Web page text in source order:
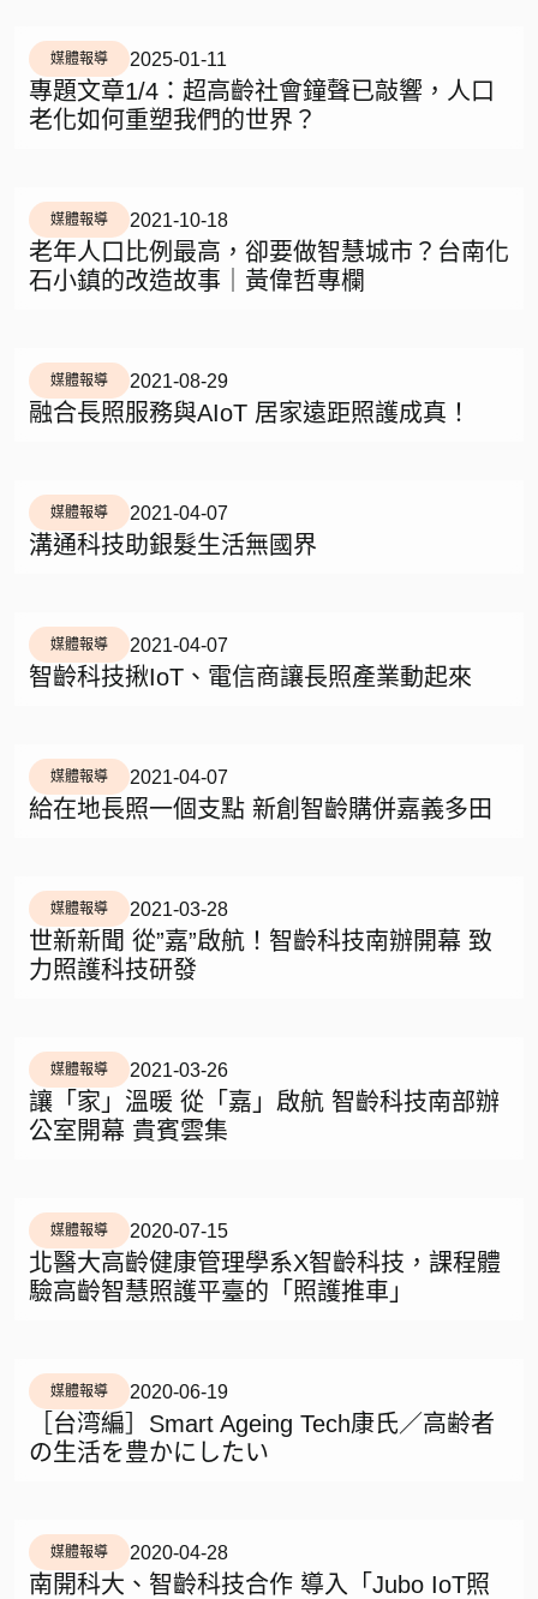
媒體報導 2025-01-11
專題文章1/4：超高齡社會鐘聲已敲響，人口
老化如何重塑我們的世界？
媒體報導 2021-10-18
老年人口比例最高，卻要做智慧城市？台南化
石小鎮的改造故事｜黃偉哲專欄
媒體報導 2021-08-29
融合長照服務與AIoT 居家遠距照護成真！
媒體報導 2021-04-07
溝通科技助銀髮生活無國界
媒體報導 2021-04-07
智齡科技揪IoT、電信商讓長照產業動起來
媒體報導 2021-04-07
給在地長照一個支點 新創智齡購併嘉義多田
媒體報導 2021-03-28
世新新聞 從”嘉”啟航！智齡科技南辦開幕 致
力照護科技研發
媒體報導 2021-03-26
讓「家」溫暖 從「嘉」啟航 智齡科技南部辦
公室開幕 貴賓雲集
媒體報導 2020-07-15
北醫大高齡健康管理學系X智齡科技，課程體
驗高齡智慧照護平臺的「照護推車」
媒體報導 2020-06-19
［台湾編］Smart Ageing Tech康氏／高齢者
の生活を豊かにしたい
媒體報導 2020-04-28
南開科大、智齡科技合作 導入「Jubo IoT照